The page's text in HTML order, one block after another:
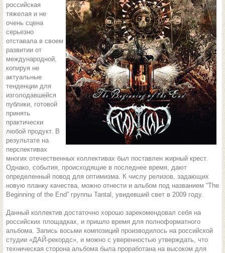
российская
тяжелая и не
очень сцена
серьезно
отставала в своем
развитии от
международной,
копируя не
актуальные
тенденции для
изголодавшейся
публики, готовой
принять
практически
любой продукт. В
результате на
перспективах
многих отечественных коллективах был поставлен жирный крест.
Однако, события, происходящие в последнее время, дают
определенный повод для оптимизма. К числу релизов, задающих
новую планку качества, можно отнести и альбом под названием “The
Beginning of the End” группы Tantal, увидевший свет в 2009 году.
Данный коллектив достаточно хорошо зарекомендовал себя на
российских площадках, и пришло время для полноформатного
альбома. Запись восьми композиций производилось на российской
студии «ДАЙ-рекордс», и можно с уверенностью утверждать, что
техническая сторона альбома была проработана на высоком для